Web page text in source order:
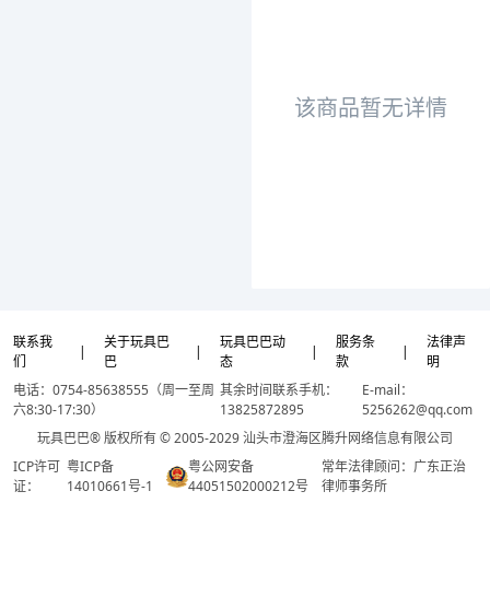
该商品暂无详情
联系我
们
|
关于玩具巴
巴
|
玩具巴巴动
态
|
服务条
款
|
法律声
明
电话：0754-85638555（周一至周
六8:30-17:30）
其余时间联系手机：
13825872895
E-mail：
5256262@qq.com
玩具巴巴® 版权所有 © 2005-2029 汕头市澄海区腾升网络信息有限公司
ICP许可
证：
粤ICP备
14010661号-1
粤公网安备
44051502000212号
常年法律顾问：广东正治
律师事务所